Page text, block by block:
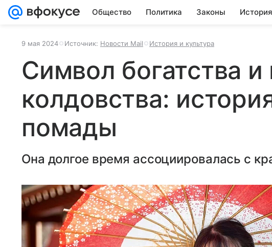
Общество Политика Законы
9 мая 2024 Источник: Новости Mail История и культура
Символ богатства и
колдовства:
помады
Она долгое время ассоциировалась с